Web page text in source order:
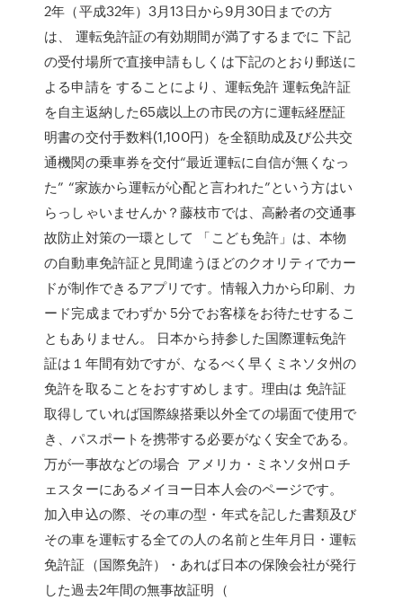
2年（平成32年）3月13日から9月30日までの方
は、 運転免許証の有効期間が満了するまでに 下記
の受付場所で直接申請もしくは下記のとおり郵送に
よる申請を することにより、運転免許 運転免許証
を自主返納した65歳以上の市民の方に運転経歴証
明書の交付手数料(1,100円）を全額助成及び公共交
通機関の乗車券を交付“最近運転に自信が無くなっ
た” “家族から運転が心配と言われた”という方はい
らっしゃいませんか？藤枝市では、高齢者の交通事
故防止対策の一環として 「こども免許」は、本物
の自動車免許証と見間違うほどのクオリティでカー
ドが制作できるアプリです。情報入力から印刷、カ
ード完成までわずか 5分でお客様をお待たせするこ
ともありません。 日本から持参した国際運転免許
証は１年間有効ですが、なるべく早くミネソタ州の
免許を取ることをおすすめします。理由は 免許証
取得していれば国際線搭乗以外全ての場面で使用で
き、パスポートを携帯する必要がなく安全である。
万が一事故などの場合 アメリカ・ミネソタ州ロチ
ェスターにあるメイヨー日本人会のページです。
加入申込の際、その車の型・年式を記した書類及び
その車を運転する全ての人の名前と生年月日・運転
免許証（国際免許）・あれば日本の保険会社が発行
した過去2年間の無事故証明（